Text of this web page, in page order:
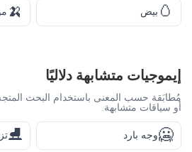
🥚 بيض 🍌
إيموجيات متشابهة دلاليًا
مُطابَقة حسب المعنى باستخدام البحث
أو سياقات متشابهة.
🥶وجه بارد ⛸️